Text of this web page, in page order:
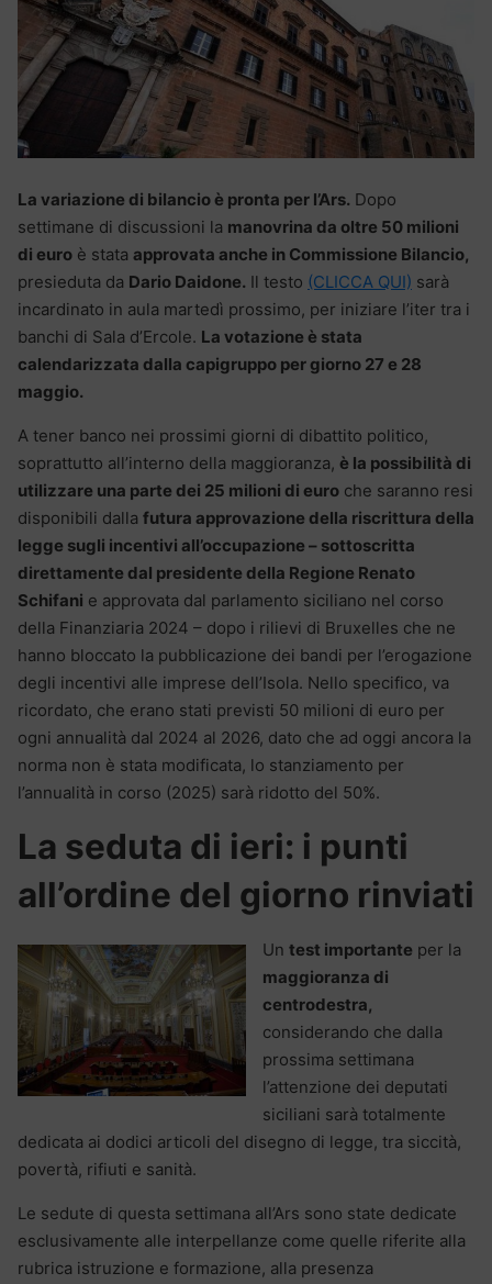
La variazione di bilancio è pronta per l’Ars. Dopo
settimane di discussioni la manovrina da oltre 50 milioni
di euro è stata approvata anche in Commissione Bilancio,
presieduta da Dario Daidone. Il testo (CLICCA QUI) sarà
incardinato in aula martedì prossimo, per iniziare l’iter tra i
banchi di Sala d’Ercole. La votazione è stata
calendarizzata dalla capigruppo per giorno 27 e 28
maggio.
A tener banco nei prossimi giorni di dibattito politico,
soprattutto all’interno della maggioranza, è la possibilità di
utilizzare una parte dei 25 milioni di euro che saranno resi
disponibili dalla futura approvazione della riscrittura della
legge sugli incentivi all’occupazione – sottoscritta
direttamente dal presidente della Regione Renato
Schifani e approvata dal parlamento siciliano nel corso
della Finanziaria 2024 – dopo i rilievi di Bruxelles che ne
hanno bloccato la pubblicazione dei bandi per l’erogazione
degli incentivi alle imprese dell’Isola. Nello specifico, va
ricordato, che erano stati previsti 50 milioni di euro per
ogni annualità dal 2024 al 2026, dato che ad oggi ancora la
norma non è stata modificata, lo stanziamento per
l’annualità in corso (2025) sarà ridotto del 50%.
La seduta di ieri: i punti
all’ordine del giorno rinviati
Un test importante per la
maggioranza di
centrodestra,
considerando che dalla
prossima settimana
l’attenzione dei deputati
siciliani sarà totalmente
dedicata ai dodici articoli del disegno di legge, tra siccità,
povertà, rifiuti e sanità.
Le sedute di questa settimana all’Ars sono state dedicate
esclusivamente alle interpellanze come quelle riferite alla
rubrica istruzione e formazione, alla presenza